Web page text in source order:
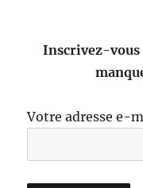
Inscrivez-vous
Votre adresse e-